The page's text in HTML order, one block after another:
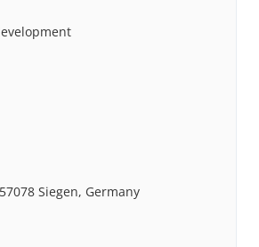
Siegen, Germany